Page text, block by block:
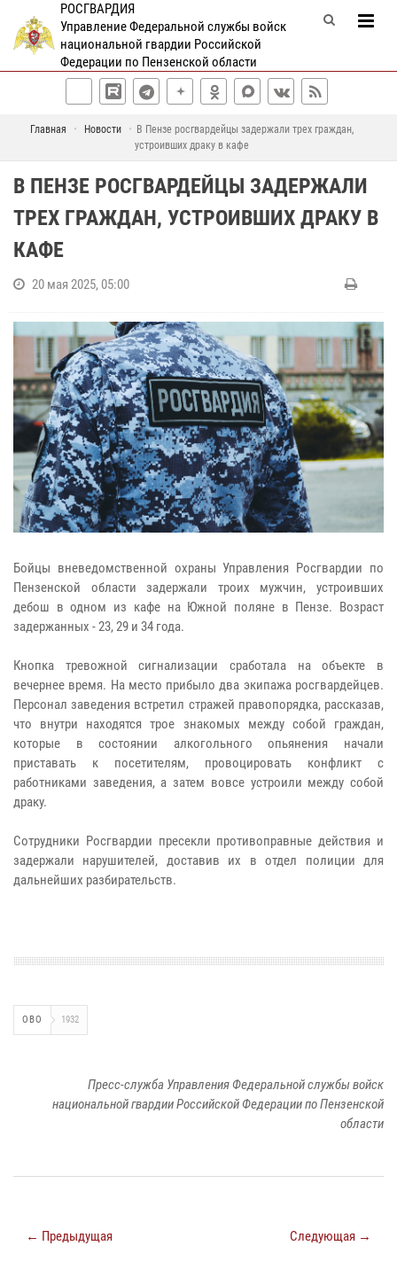
РОСГВАРДИЯ
Управление Федеральной службы войск
национальной гвардии Российской
Федерации по Пензенской области
Главная Новости
В Пензе росгвардейцы задержали трех граждан,
устроивших драку в кафе
В ПЕНЗЕ РОСГВАРДЕЙЦЫ ЗАДЕРЖАЛИ
ТРЕХ ГРАЖДАН, УСТРОИВШИХ ДРАКУ В
КАФЕ
20 мая 2025, 05:00
Бойцы вневедомственной охраны Управления Росгвардии по
Пензенской области задержали троих мужчин, устроивших
дебош в одном из кафе на Южной поляне в Пензе. Возраст
задержанных - 23, 29 и 34 года.
Кнопка тревожной сигнализации сработала на объекте в
вечернее время. На место прибыло два экипажа росгвардейцев.
Персонал заведения встретил стражей правопорядка, рассказав,
что внутри находятся трое знакомых между собой граждан,
которые в состоянии алкогольного опьянения начали
приставать к посетителям, провоцировать конфликт с
работниками заведения, а затем вовсе устроили между собой
драку.
Сотрудники Росгвардии пресекли противоправные действия и
задержали нарушителей, доставив их в отдел полиции для
дальнейших разбирательств.
ОВО 1932
Пресс-служба Управления Федеральной службы войск
национальной гвардии Российской Федерации по Пензенской
области
← Предыдущая Следующая →